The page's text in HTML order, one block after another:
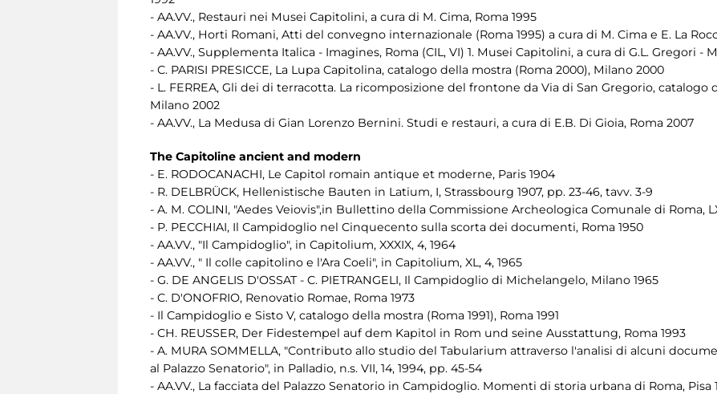
- AA.VV., Restauri nei Musei Capitolini, a cura di M. Cima, Roma 1995
- AA.VV., Horti Romani, Atti del convegno internazionale (Roma 1995) a cura di M. Cima e E. La
- AA.VV., Supplementa Italica - Imagines, Roma (CIL, VI) 1. Musei Capitolini, a cura di G.L. Gregori -
- C. PARISI PRESICCE, La Lupa Capitolina, catalogo della mostra (Roma 2000), Milano 2000
- L. FERREA, Gli dei di terracotta. La ricomposizione del frontone da Via di San Gregorio, catalogo
Milano 2002
- AA.VV., La Medusa di Gian Lorenzo Bernini. Studi e restauri, a cura di E.B. Di Gioia, Roma 2007
The Capitoline ancient and modern
- E. RODOCANACHI, Le Capitol romain antique et moderne, Paris 1904
- R. DELBRÜCK, Hellenistische Bauten in Latium, I, Strassbourg 1907, pp. 23-46, tavv. 3-9
- A. M. COLINI, "Aedes Veiovis",in Bullettino della Commissione Archeologica Comunale di Roma,
- P. PECCHIAI, Il Campidoglio nel Cinquecento sulla scorta dei documenti, Roma 1950
- AA.VV., "Il Campidoglio", in Capitolium, XXXIX, 4, 1964
- AA.VV., " Il colle capitolino e l'Ara Coeli", in Capitolium, XL, 4, 1965
- G. DE ANGELIS D'OSSAT - C. PIETRANGELI, Il Campidoglio di Michelangelo, Milano 1965
- C. D'ONOFRIO, Renovatio Romae, Roma 1973
- Il Campidoglio e Sisto V, catalogo della mostra (Roma 1991), Roma 1991
- CH. REUSSER, Der Fidestempel auf dem Kapitol in Rom und seine Ausstattung, Roma 1993
- A. MURA SOMMELLA, "Contributo allo studio del Tabularium attraverso l'analisi di alcuni
al Palazzo Senatorio", in Palladio, n.s. VII, 14, 1994, pp. 45-54
- AA.VV., La facciata del Palazzo Senatorio in Campidoglio. Momenti di storia urbana di Roma, Pisa